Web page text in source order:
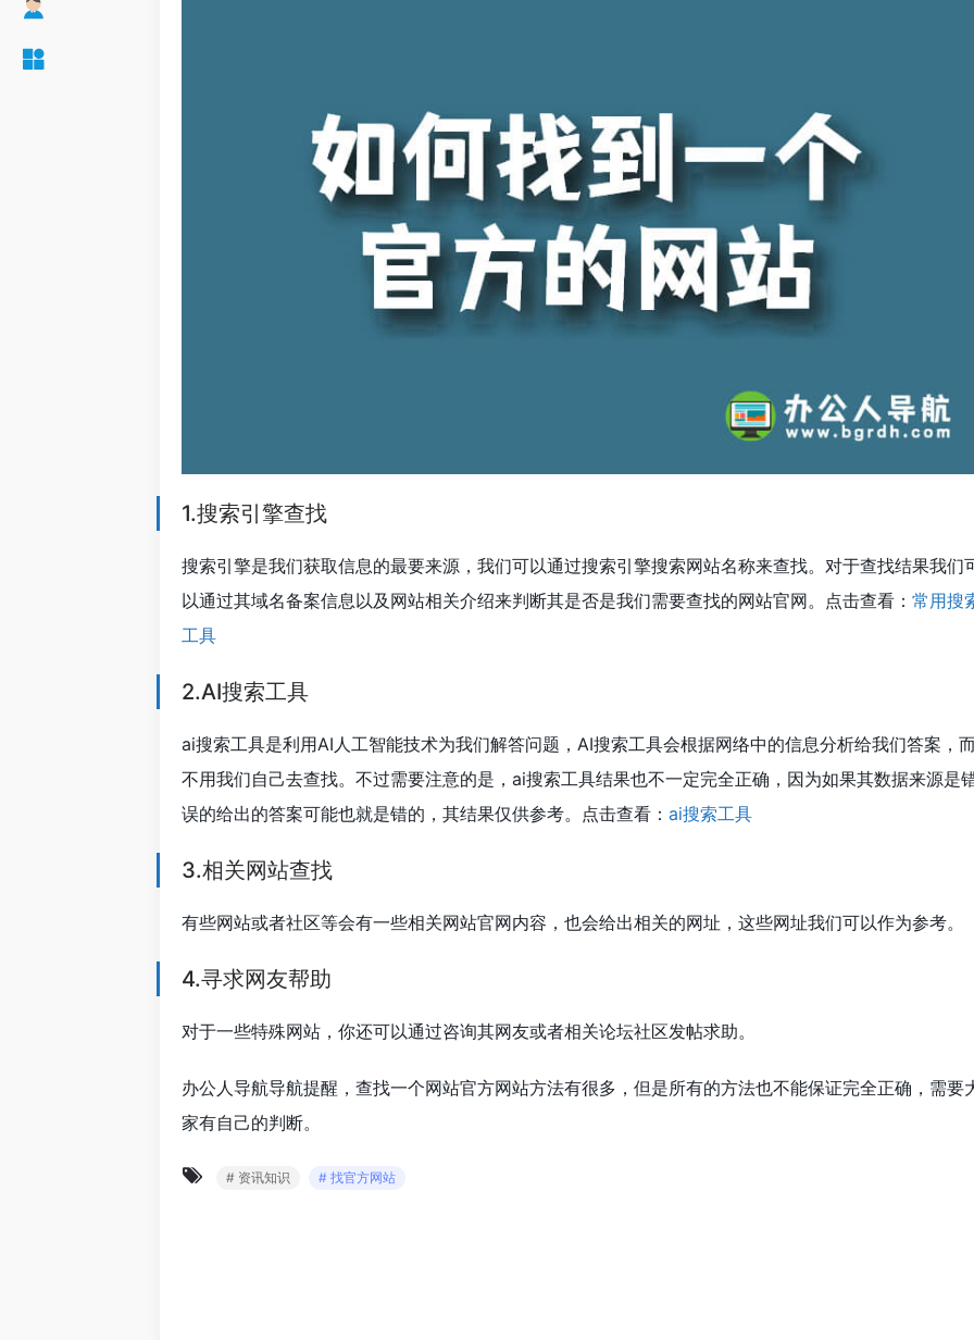
1.搜索引擎查找
搜索引擎是我们获取信息的最要来源，我们可以通过搜索引擎搜索网站名称来查找。对于查找结果我们
以通过其域名备案信息以及网站相关介绍来判断其是否是我们需要查找的网站官网。点击查看： 常用搜
工具
2.AI搜索工具
ai搜索工具是利用AI人工智能技术为我们解答问题，AI搜索工具会根据网络中的信息分析给我们答案，
不用我们自己去查找。不过需要注意的是，ai搜索工具结果也不一定完全正确，因为如果其数据来源是
误的给出的答案可能也就是错的，其结果仅供参考。点击查看： ai搜索工具
3.相关网站查找
有些网站或者社区等会有一些相关网站官网内容，也会给出相关的网址，这些网址我们可以作为参考。
4.寻求网友帮助
对于一些特殊网站，你还可以通过咨询其网友或者相关论坛社区发帖求助。
办公人导航导航提醒，查找一个网站官方网站方法有很多，但是所有的方法也不能保证完全正确，需要
家有自己的判断。
# 资讯知识 # 找官方网站